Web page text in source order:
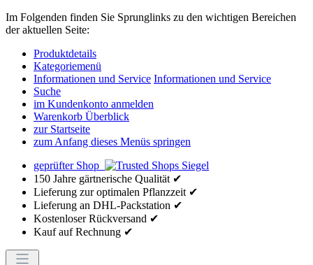
Im Folgenden finden Sie Sprunglinks zu den wichtigen Bereichen
der aktuellen Seite:
Produktdetails
Kategoriemenü
Informationen und Service Informationen und Service
Suche
im Kundenkonto anmelden
Warenkorb Überblick
zur Startseite
zum Anfang dieses Menüs springen
geprüfter Shop
150 Jahre gärtnerische Qualität ✔
Lieferung zur optimalen Pflanzzeit ✔
Lieferung an DHL-Packstation ✔
Kostenloser Rückversand ✔
Kauf auf Rechnung ✔